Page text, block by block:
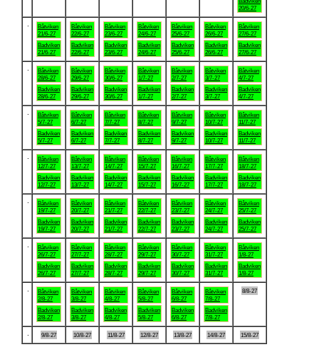
20/6-27
Båtviken
21/6-27
Badviken
21/6-27
Båtviken
22/6-27
Badviken
22/6-27
Båtviken
23/6-27
Badviken
23/6-27
Båtviken
24/6-27
Badviken
24/6-27
Båtviken
25/6-27
Badviken
25/6-27
Båtviken
26/6-27
Badviken
26/6-27
Båtviken
27/6-27
Badviken
27/6-27
Båtviken
28/6-27
Badviken
28/6-27
Båtviken
29/6-27
Badviken
29/6-27
Båtviken
30/6-27
Badviken
30/6-27
Båtviken
1/7-27
Badviken
1/7-27
Båtviken
2/7-27
Badviken
2/7-27
Båtviken
3/7-27
Badviken
3/7-27
Båtviken
4/7-27
Badviken
4/7-27
Båtviken
5/7-27
Badviken
5/7-27
Båtviken
6/7-27
Badviken
6/7-27
Båtviken
7/7-27
Badviken
7/7-27
Båtviken
8/7-27
Badviken
8/7-27
Båtviken
9/7-27
Badviken
9/7-27
Båtviken
10/7-27
Badviken
10/7-27
Båtviken
11/7-27
Badviken
11/7-27
Båtviken
12/7-27
Badviken
12/7-27
Båtviken
13/7-27
Badviken
13/7-27
Båtviken
14/7-27
Badviken
14/7-27
Båtviken
15/7-27
Badviken
15/7-27
Båtviken
16/7-27
Badviken
16/7-27
Båtviken
17/7-27
Badviken
17/7-27
Båtviken
18/7-27
Badviken
18/7-27
Båtviken
19/7-27
Badviken
19/7-27
Båtviken
20/7-27
Badviken
20/7-27
Båtviken
21/7-27
Badviken
21/7-27
Båtviken
22/7-27
Badviken
22/7-27
Båtviken
23/7-27
Badviken
23/7-27
Båtviken
24/7-27
Badviken
24/7-27
Båtviken
25/7-27
Badviken
25/7-27
Båtviken
26/7-27
Badviken
26/7-27
Båtviken
27/7-27
Badviken
27/7-27
Båtviken
28/7-27
Badviken
28/7-27
Båtviken
29/7-27
Badviken
29/7-27
Båtviken
30/7-27
Badviken
30/7-27
Båtviken
31/7-27
Badviken
31/7-27
Båtviken
1/8-27
Badviken
1/8-27
Båtviken
2/8-27
Badviken
2/8-27
Båtviken
3/8-27
Badviken
3/8-27
Båtviken
4/8-27
Badviken
4/8-27
Båtviken
5/8-27
Badviken
5/8-27
Båtviken
6/8-27
Badviken
6/8-27
Båtviken
7/8-27
Badviken
7/8-27
8/8-27
9/8-27 10/8-27 11/8-27 12/8-27 13/8-27 14/8-27 15/8-27